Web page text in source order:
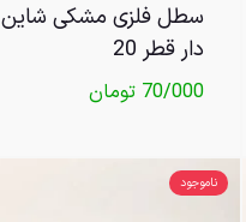
سطل فلزی مشکی شاین
دار قطر 20
70/000 تومان
ناموجود